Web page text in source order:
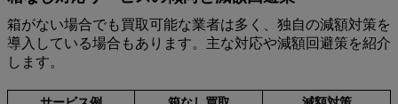
箱がない場合でも買取可能な業者は多く、独自の減額対策を
導入している場合もあります。主な対応や減額回避策を紹介
します。